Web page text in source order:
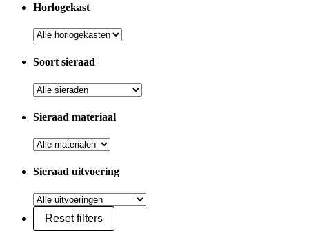
Horlogekast
Soort sieraad
Sieraad materiaal
Sieraad uitvoering